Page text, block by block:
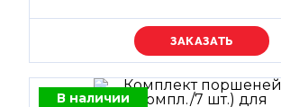
Уточняйте цену
В наличии